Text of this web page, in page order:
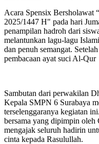
Acara Spensix
2025/1447 H" pada hari
penampilan hadroh dari
melantunkan lagu-lagu
dan penuh semangat.
pembacaan ayat suci Al-Qur
Sambutan dari perwakilan
Kepala SMPN 6 Surabaya
terselenggaranya kegiatan
bersama yang dipimpin
mengajak seluruh hadirin
cinta kepada Rasulullah.